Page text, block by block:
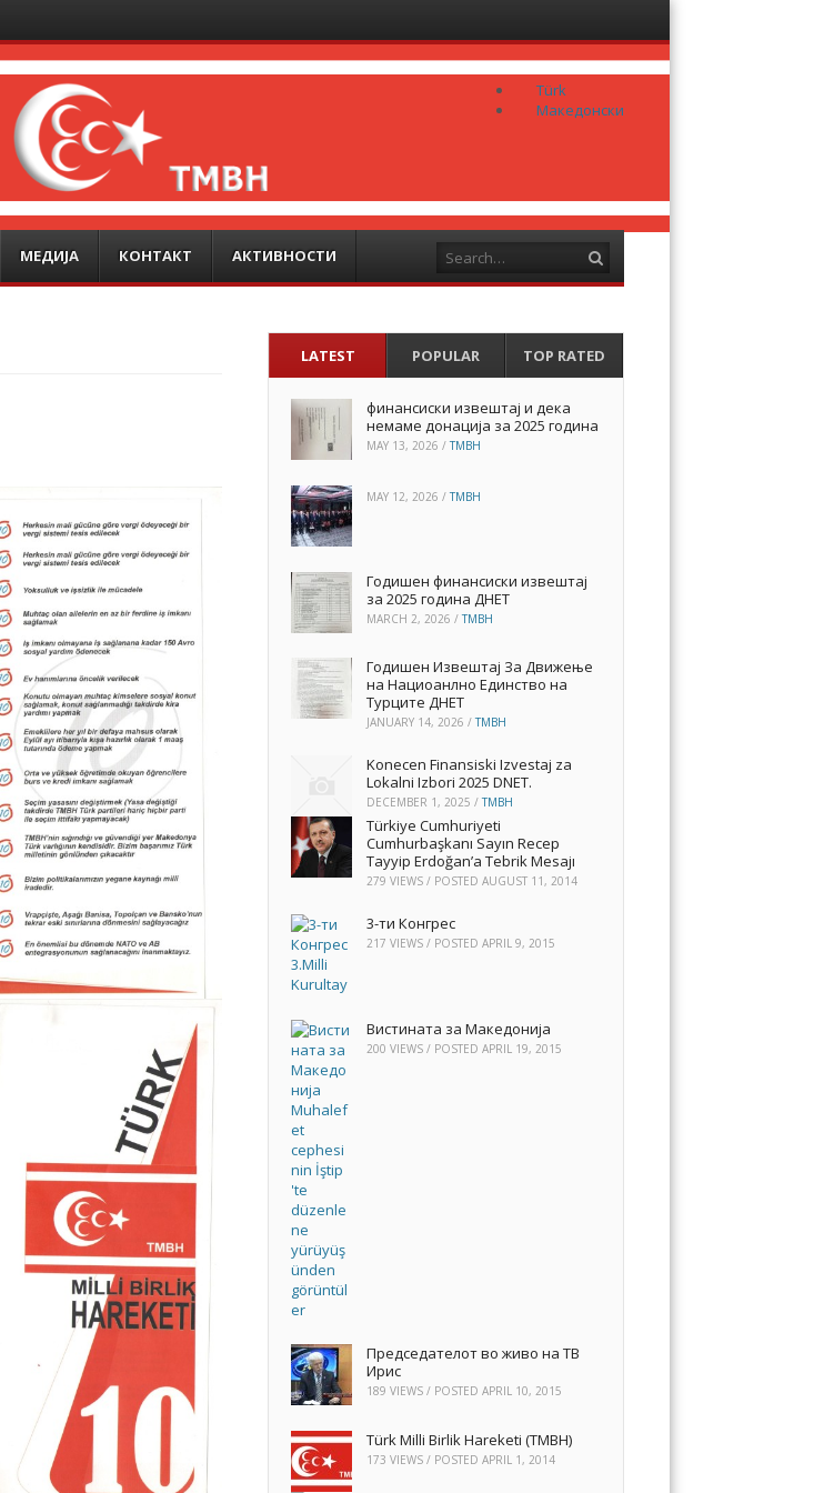
Menu
content
Türk
Македонски
МЕДИЈА КОНТАКТ АКТИВНОСТИ Search
LATEST POPULAR TOP RATED
финансиски извештај и дека
немаме донација за 2025 година
MAY 13, 2026 /TMBH
MAY 12, 2026 /TMBH
Годишен финансиски извештај
за 2025 година ДНЕТ
MARCH 2, 2026 /TMBH
Годишен Извештај За Движење
на Нациоанлно Единство на
Турците ДНЕТ
JANUARY 14, 2026 /TMBH
Konecen Finansiski Izvestaj za
Lokalni Izbori 2025 DNET.
DECEMBER 1, 2025 /TMBH
Türkiye Cumhuriyeti
Cumhurbaşkanı Sayın Recep
Tayyip Erdoğan’a Tebrik Mesajı
279 VIEWS / POSTED AUGUST 11, 2014
3-ти Конгрес
217 VIEWS / POSTED APRIL 9, 2015
Вистината за Македонија
200 VIEWS / POSTED APRIL 19, 2015
Председателот во живо на ТВ
Ирис
189 VIEWS / POSTED APRIL 10, 2015
Türk Milli Birlik Hareketi (TMBH)
173 VIEWS / POSTED APRIL 1, 2014